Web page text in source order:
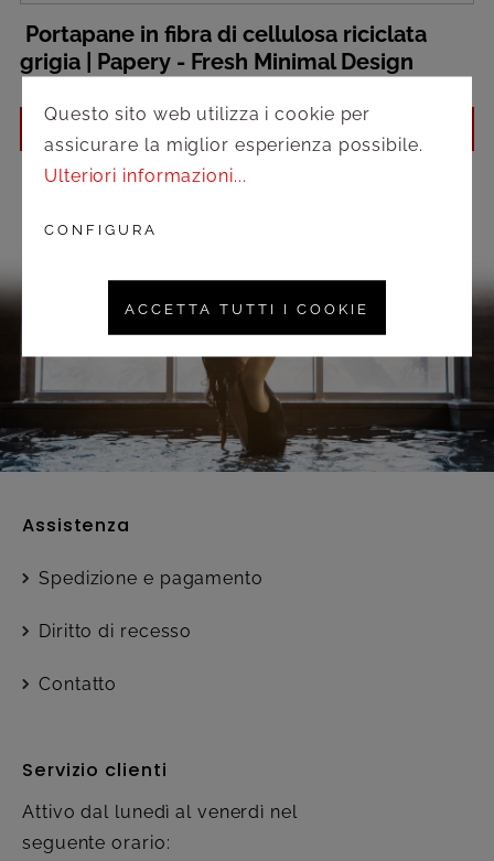
Portapane in fibra di cellulosa riciclata
grigia | Papery - Fresh Minimal Design
Accedi per vedere i prezzi
Assistenza
Spedizione e pagamento
Diritto di recesso
Contatto
Servizio clienti
Attivo dal lunedì al venerdì nel
seguente orario:
Questo sito web utilizza i cookie per
assicurare la miglior esperienza possibile.
Ulteriori informazioni...
CONFIGURA
ACCETTA TUTTI I COOKIE